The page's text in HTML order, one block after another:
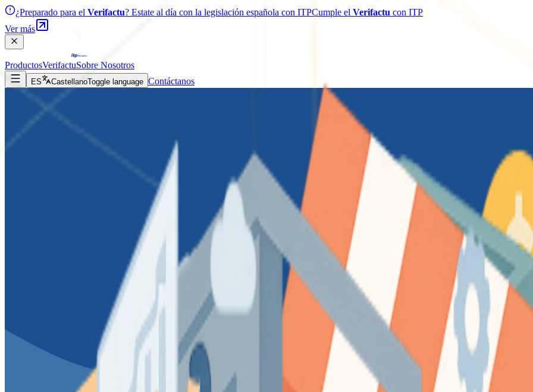
¿Preparado para el Verifactu? Estate al día con la legislación española con ITPCumple el Verifactu con ITP
Ver más
ProductosVerifactuSobre Nosotros
ES CastellanoToggle language Contáctanos